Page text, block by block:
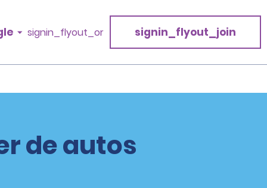
signin_flyout_or signin_flyout_join
de autos